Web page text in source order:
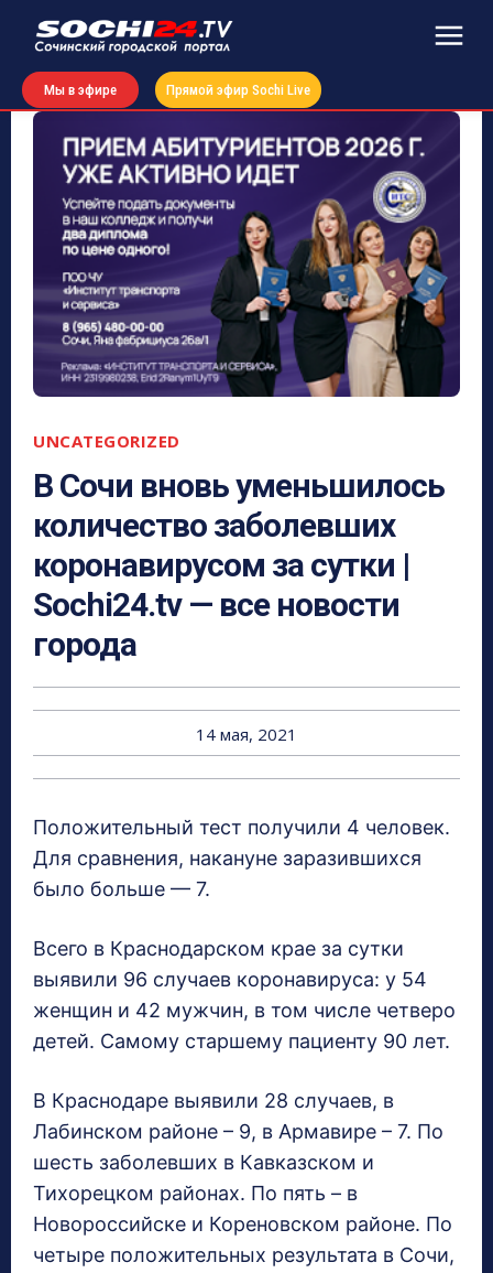
Мы в эфире Прямой эфир Sochi Live
UNCATEGORIZED
В Сочи вновь уменьшилось
количество заболевших
коронавирусом за сутки |
Sochi24.tv — все новости
города
14 мая, 2021
Положительный тест получили 4 человек.
Для сравнения, накануне заразившихся
было больше — 7.
Всего в Краснодарском крае за сутки
выявили 96 случаев коронавируса: у 54
женщин и 42 мужчин, в том числе четверо
детей. Самому старшему пациенту 90 лет.
В Краснодаре выявили 28 случаев, в
Лабинском районе – 9, в Армавире – 7. По
шесть заболевших в Кавказском и
Тихорецком районах. По пять – в
Новороссийске и Кореновском районе. По
четыре положительных результата в Сочи,